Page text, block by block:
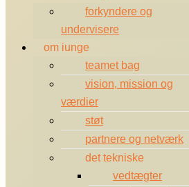
forkyndere og
undervisere
om iunge
teamet bag
vision, mission og
værdier
støt
partnere og netværk
det tekniske
vedtægter